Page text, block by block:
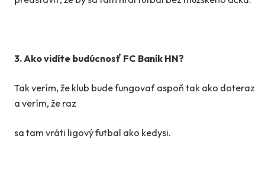
3. Ako vidíte budúcnosť FC Baník HN?
Tak verím, že klub bude fungovať aspoň tak ako doteraz
a verím, že raz
sa tam vráti ligový futbal ako kedysi.